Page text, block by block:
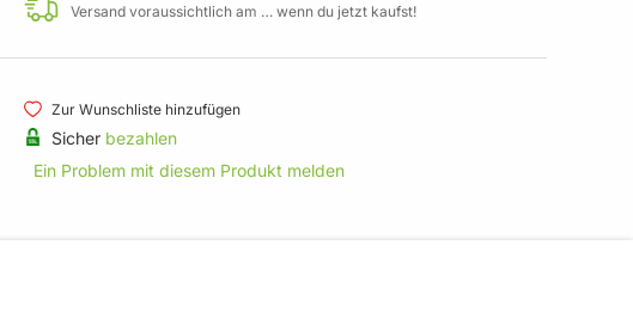
Versand voraussichtlich am … wenn du jetzt kaufst!
Zur Wunschliste hinzufügen
Sicher bezahlen
Ein Problem mit diesem Produkt melden